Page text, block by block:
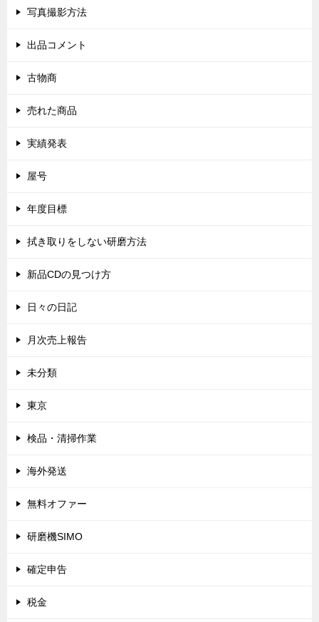
写真撮影方法
出品コメント
古物商
売れた商品
実績発表
屋号
年度目標
拭き取りをしない研磨方法
新品CDの見つけ方
日々の日記
月次売上報告
未分類
東京
検品・清掃作業
海外発送
無料オファー
研磨機SIMO
確定申告
税金